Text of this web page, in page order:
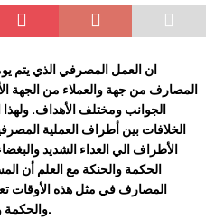
انالعمل المصرفي الذي يتم
المصارف من جهة والعملاء من الجهة
الجوانب ومختلفالأهداف.
الخلافات بين أطراف العملية
الأطراف الي العداءالشديد
الحكمة والحنكة مع العلم أن
المصارف في مثل هذه الأوقات
والحكمةموعظة الحسنة.